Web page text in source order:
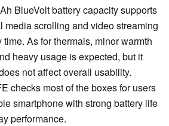
BlueVolt battery capacity supports
media scrolling and video streaming
As for thermals, minor warmth
heavy usage is expected, but it
not affect overall usability.
checks most of the boxes for users
smartphone with strong battery life
performance.